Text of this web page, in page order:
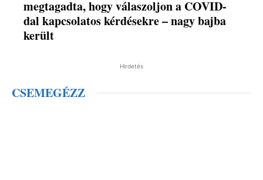
megtagadta, hogy válaszoljon a COVID-
dal kapcsolatos kérdésekre – nagy bajba
került
Hirdetés
CSEMEGÉZZ